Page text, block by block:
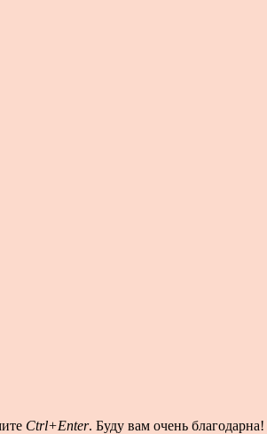
Ctrl+Enter. Буду вам очень благодарна!